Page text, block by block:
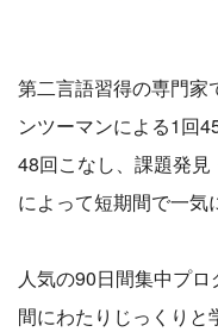
第二言語習得の専門家
ンツーマンによる1回
48回こなし、課題発
によって短期間で一気
人気の90日間集中プ
間にわたりじっくりと